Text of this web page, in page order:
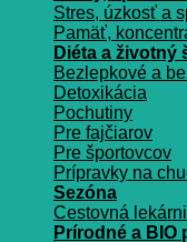
Stres, úzkosť a
Pamäť,
Diéta a životný
Bezlepkové a
Detoxikácia
Pochutiny
Pre fajčiarov
Pre športovcov
Prípravky na
Sezóna
Cestovná
Prírodné a BIO